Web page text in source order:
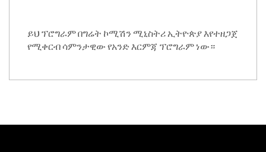
ይህ ፕሮግራም በግሬት ኮሚሽን ሚኒስትሪ ኢትዮጵያ እየተዘጋጀ
የሚቀርብ ሳምንታዊው የአንድ እርምጃ ፕሮግራም ነው።